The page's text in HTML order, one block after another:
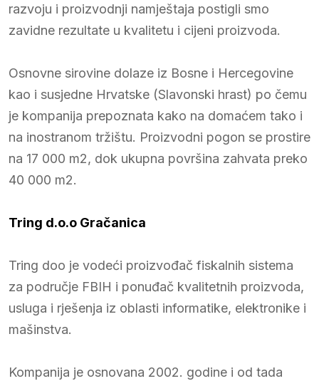
razvoju i proizvodnji namještaja postigli smo
zavidne rezultate u kvalitetu i cijeni proizvoda.
Osnovne sirovine dolaze iz Bosne i Hercegovine
kao i susjedne Hrvatske (Slavonski hrast) po čemu
je kompanija prepoznata kako na domaćem tako i
na inostranom tržištu. Proizvodni pogon se prostire
na 17 000 m2, dok ukupna površina zahvata preko
40 000 m2.
Tring d.o.o Gračanica
Tring doo je vodeći proizvođač fiskalnih sistema
za područje FBIH i ponuđač kvalitetnih proizvoda,
usluga i rješenja iz oblasti informatike, elektronike i
mašinstva.
Kompanija je osnovana 2002. godine i od tada